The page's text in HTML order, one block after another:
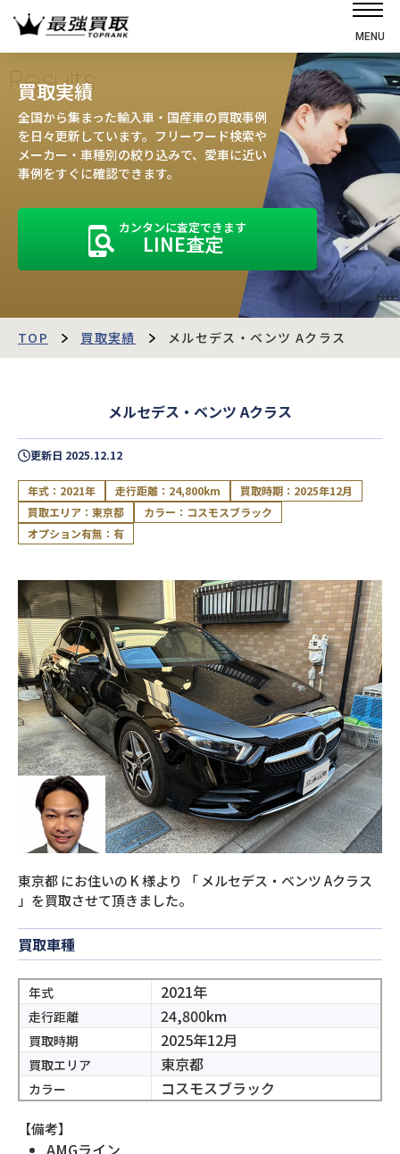
MENU
選ばれる理由
高価買取の仕組み
売却の流れ
お客様の声
運営会社
最強買取マガジン
閉じる
Results
買取実績
全国から集まった輸入車・国産車の買取事例
を日々更新しています。フリーワード検索や
メーカー・車種別の絞り込みで、愛車に近い
事例をすぐに確認できます。
カンタンに査定できます
LINE査定
TOP 買取実績 メルセデス・ベンツ Aクラス
メルセデス・ベンツ Aクラス
更新日 2025.12.12
年式：2021年 走行距離：24,800km
買取時期：2025年12月
買取エリア：東京都
カラー：コスモスブラック
オプション有無：有
東京都にお住いの K様より 「 メルセデス・ベンツ Aクラス
」を買取させて頂きました。
買取車種
年式 2021年
走行距離 24,800km
買取時期 2025年12月
買取エリア 東京都
カラー コスモスブラック
【備考】
AMGライン